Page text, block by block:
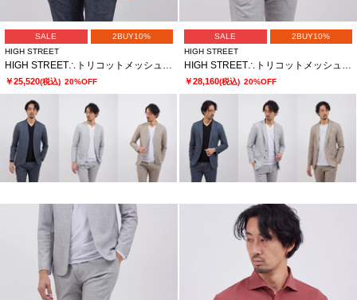
SALE
2BUY10%
HIGH STREET
HIGH STREET∴トリコットメッシュポップサックＰＴノーカラーＪＫ
￥25,520(税込) 20%OFF
SALE
2BUY10%
HIGH STREET
HIGH STREET∴トリコットメッシュポップサックＰＴＪＫ
￥28,160(税込) 20%OFF